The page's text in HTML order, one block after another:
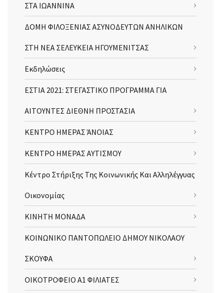
ΣΤΑ ΙΩΑΝΝΙΝΑ
ΔΟΜΗ ΦΙΛΟΞΕΝΙΑΣ ΑΣΥΝΟΔΕΥΤΩΝ ΑΝΗΛΙΚΩΝ
ΣΤΗ ΝΕΑ ΣΕΛΕΥΚΕΙΑ ΗΓΟΥΜΕΝΙΤΣΑΣ
Εκδηλώσεις
ΕΣΤΙΑ 2021: ΣΤΕΓΑΣΤΙΚΟ ΠΡΟΓΡΑΜΜΑ ΓΙΑ
ΑΙΤΟΥΝΤΕΣ ΔΙΕΘΝΗ ΠΡΟΣΤΑΣΙΑ
ΚΕΝΤΡΟ ΗΜΕΡΑΣ ΆΝΟΙΑΣ
ΚΕΝΤΡΟ ΗΜΕΡΑΣ ΑΥΤΙΣΜΟΥ
Κέντρο Στήριξης Της Κοινωνικής Και Αλληλέγγυας
Οικονομίας
ΚΙΝΗΤΗ ΜΟΝΑΔΑ
ΚΟΙΝΩΝΙΚΟ ΠΑΝΤΟΠΩΛΕΙΟ ΔΗΜΟΥ ΝΙΚΟΛΑΟΥ
ΣΚΟΥΦΑ
ΟΙΚΟΤΡΟΦΕΙΟ Α1 ΦΙΛΙΑΤΕΣ